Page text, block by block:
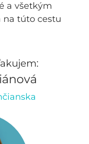
a všetkým
na túto cestu